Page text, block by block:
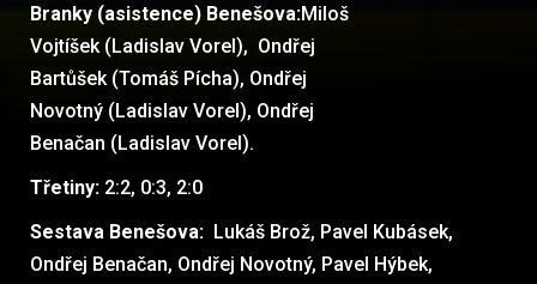
Branky (asistence) Benešova:Miloš
Vojtíšek (Ladislav Vorel), Ondřej
Bartůšek (Tomáš Pícha), Ondřej
Novotný (Ladislav Vorel), Ondřej
Benačan (Ladislav Vorel).
Třetiny: 2:2, 0:3, 2:0
Sestava Benešova: Lukáš Brož, Pavel Kubásek,
Ondřej Benačan, Ondřej Novotný, Pavel Hýbek,